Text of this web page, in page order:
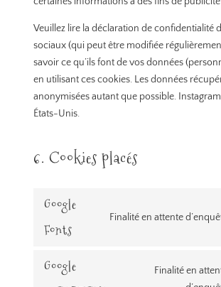
Veuillez lire la déclaration de confidentialité
sociaux (qui peut être modifiée
savoir ce qu’ils font de vos données
en utilisant ces cookies. Les données
anonymisées autant que possible.
États-Unis.
6. Cookies placés
Google
Fonts
Finalité en attente
Google
Finalité en